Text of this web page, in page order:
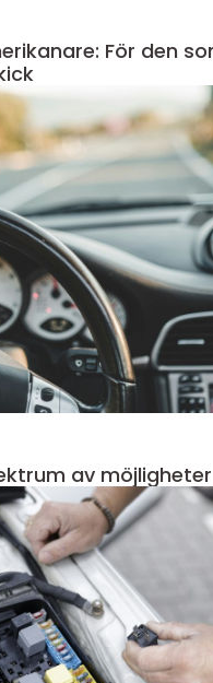
För den
av möjligheter